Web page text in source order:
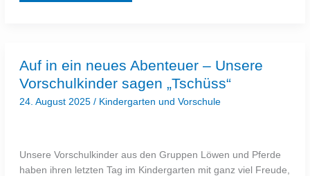
Auf in ein neues Abenteuer – Unsere
Vorschulkinder sagen „Tschüss“
24. August 2025 / Kindergarten und Vorschule
Unsere Vorschulkinder aus den Gruppen Löwen und Pferde
haben ihren letzten Tag im Kindergarten mit ganz viel Freude,
Auf
in
ein
neues
Abenteuer
–